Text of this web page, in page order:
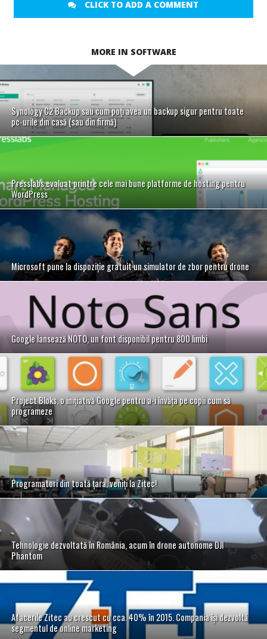
CLICK TO ADD A COMMENT
MORE IN SOFTWARE
Synology C2 Backup sau cum poți avea un backup sigur pentru toate
pc-urile din casă (sau din firmă)
Presslabs evaluat printre cele mai bune platforme de hosting pentru
WordPress
Microsoft pune la dispoziție gratuit un simulator de zbor pentru drone
Google lansează NOTO, un font disponibil pentru 800 limbi
Project Bloks, o inițiativă Google pentru a-i învăța pe copii cum să
programeze
Programatori din toată țara, veniți la Zitec!
Tehnologie dezvoltată în România, acum în drone autonome DJI
Phantom
Afacerile Zitec au crescut cu cca. 40% în 2015. Compania își dezvoltă
segmentul de online marketing